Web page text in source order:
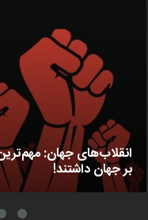
انقلاب‌های جهان:
بر جهان داشتند!